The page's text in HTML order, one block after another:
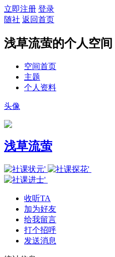
立即注册 登录
随社 返回首页
浅草流萤的个人空间
空间首页
主题
个人资料
头像
浅草流萤
收听TA
加为好友
给我留言
打个招呼
发送消息